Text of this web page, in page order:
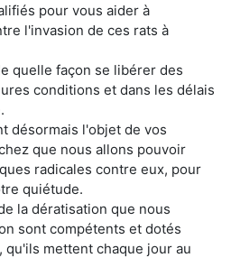
pour vous aider à
l'invasion de ces rats à
quelle façon se libérer des
conditions et dans les délais
désormais l'objet de vos
que nous allons pouvoir
radicales contre eux, pour
quiétude.
la dératisation que nous
sont compétents et dotés
mettent chaque jour au